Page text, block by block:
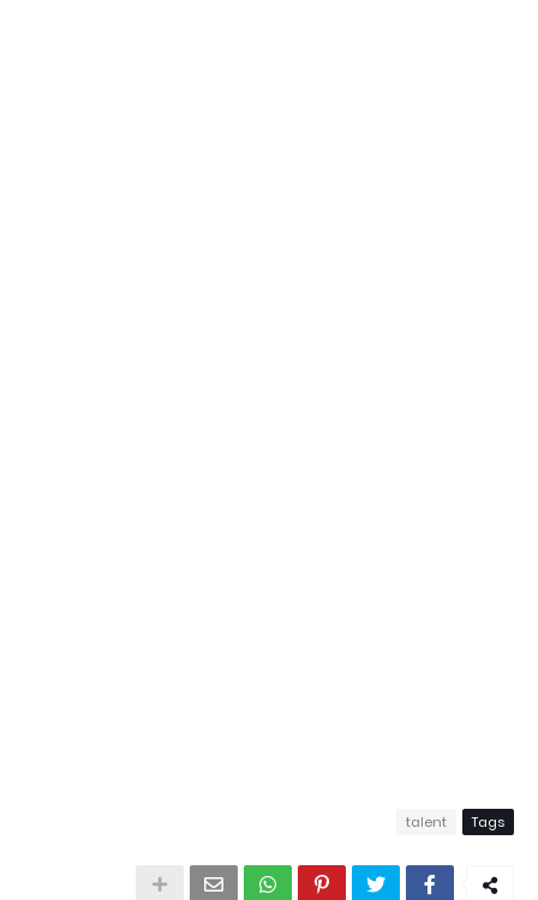
Tags
talent